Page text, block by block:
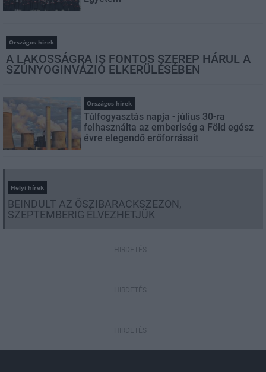
Országos hírek
A LAKOSSÁGRA IS FONTOS SZEREP HÁRUL A
SZÚNYOGINVÁZIÓ ELKERÜLÉSÉBEN
Országos hírek
Túlfogyasztás napja - július 30-ra
felhasználta az emberiség a Föld egész
évre elegendő erőforrásait
Helyi hírek
BEINDULT AZ ŐSZIBARACKSZEZON,
SZEPTEMBERIG ÉLVEZHETJÜK
HIRDETÉS
HIRDETÉS
HIRDETÉS